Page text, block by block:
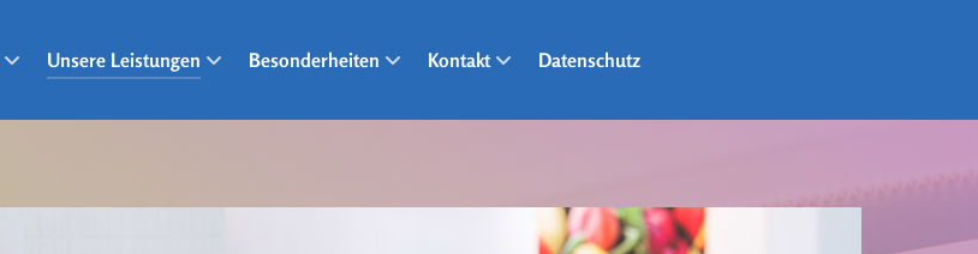
Unsere Leistungen Besonderheiten Kontakt Datenschutz